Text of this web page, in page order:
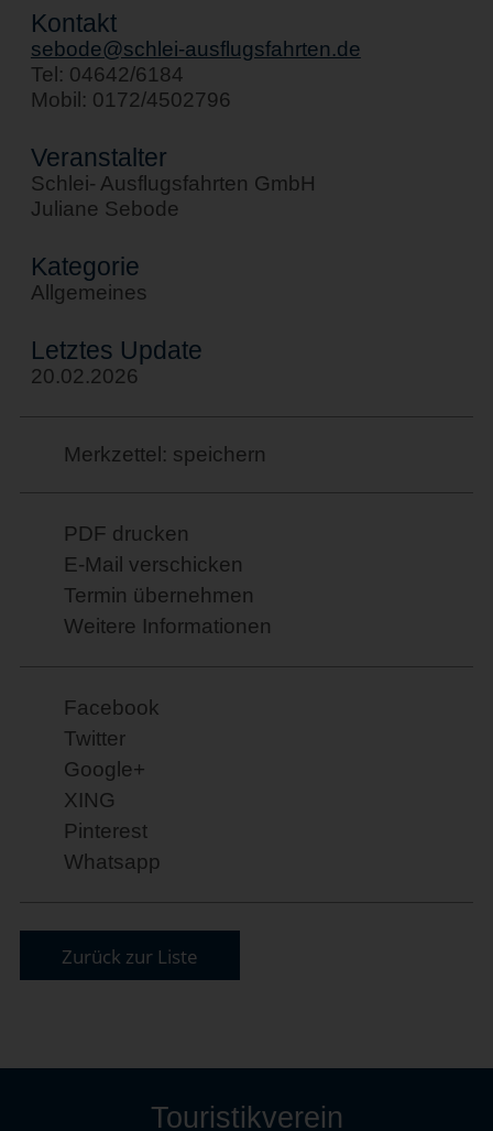
Kontakt
sebode@schlei-ausflugsfahrten.de
Tel: 04642/6184
Mobil: 0172/4502796
Veranstalter
Schlei- Ausflugsfahrten GmbH
Juliane Sebode
Kategorie
Allgemeines
Letztes Update
20.02.2026
Merkzettel: speichern
PDF drucken
E-Mail verschicken
Termin übernehmen
Weitere Informationen
Facebook
Twitter
Google+
XING
Pinterest
Whatsapp
Zurück zur Liste
Touristikverein